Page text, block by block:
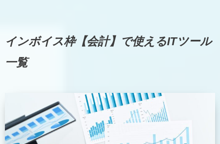
インボイス枠【会計】で使えるITツール
一覧